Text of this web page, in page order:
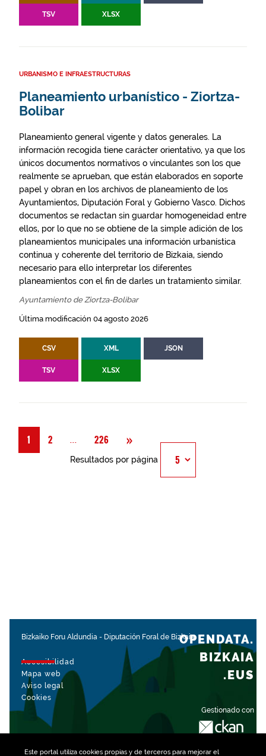
Este portal utiliza cookiespropias y de terceros para mejorar el
TSV XLSX
URBANISMO E INFRAESTRUCTURAS
Planeamiento urbanístico - Ziortza-
Bolibar
Planeamiento general vigente y datos generales. La
información recogida tiene carácter orientativo, ya que los
únicos documentos normativos o vinculantes son los que
realmente se aprueban, que están elaborados en soporte
papel y obran en los archivos de planeamiento de los
Ayuntamientos, Diputación Foral y Gobierno Vasco. Dichos
documentos se redactan sin guardar homogeneidad entre
ellos, por lo que no se obtiene de la simple adición de los
planeamientos municipales una información urbanística
continua y coherente del territorio de Bizkaia, siendo
necesario para ello interpretar los diferentes
planeamientos con el fin de darles un tratamiento similar.
Ayuntamiento de Ziortza-Bolibar
Última modificación 04 agosto 2026
CSV XML JSON
TSV XLSX
1 2 Página
... 226 » Siguiente
Resultados por página
Bizkaiko Foru Aldundia - Diputación Foral de Bizkaia
Accesibilidad
Mapa web
Aviso legal
Cookies
Gestionado con
OPENDATA.
BIZKAIA
.EUS